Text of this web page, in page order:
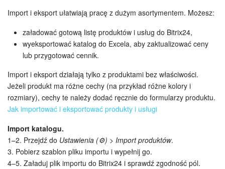
Import i eksport ułatwiają pracę z dużym asortymentem. Możesz:
załadować gotową listę produktów i usług do Bitrix24,
wyeksportować katalog do Excela, aby zaktualizować ceny
lub przygotować cennik.
Import i eksport działają tylko z produktami bez właściwości.
Jeżeli produkt ma różne cechy (na przykład różne kolory i
rozmiary), cechy te należy dodać ręcznie do formularzy produktu.
Jak importować i eksportować produkty i usługi
Import katalogu.
1–2. Przejdź do Ustawienia (⚙️) > Import produktów.
3. Pobierz szablon pliku importu i wypełnij go.
4–5. Załaduj plik importu do Bitrix24 i sprawdź zgodność pól.